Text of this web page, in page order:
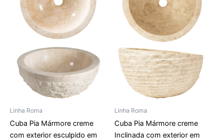
Linha Roma
Cuba Pia Mármore creme
com exterior esculpido em
Linha Roma
Cuba Pia Mármore creme
Inclinada com exterior em